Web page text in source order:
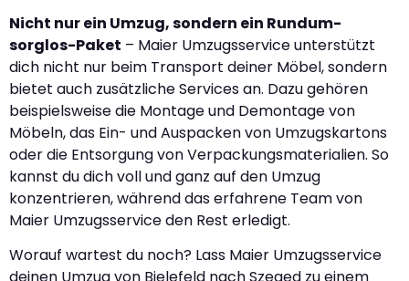
Nicht nur ein Umzug, sondern ein Rundum-
sorglos-Paket – Maier Umzugsservice unterstützt
dich nicht nur beim Transport deiner Möbel, sondern
bietet auch zusätzliche Services an. Dazu gehören
beispielsweise die Montage und Demontage von
Möbeln, das Ein- und Auspacken von Umzugskartons
oder die Entsorgung von Verpackungsmaterialien. So
kannst du dich voll und ganz auf den Umzug
konzentrieren, während das erfahrene Team von
Maier Umzugsservice den Rest erledigt.
Worauf wartest du noch? Lass Maier Umzugsservice